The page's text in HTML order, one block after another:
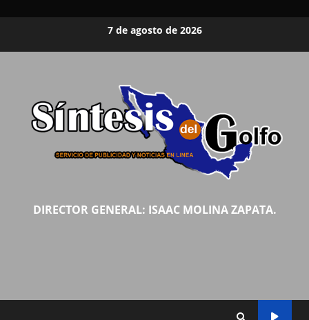
7 de agosto de 2026
DIRECTOR GENERAL: ISAAC MOLINA ZAPATA.